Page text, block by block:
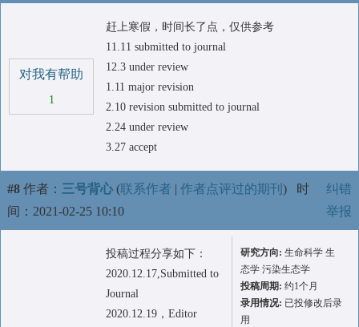
对我有帮助
1
赶上寒假，时间长了点，仅供参考
11.11 submitted to journal
12.3 under review
1.11 major revision
2.10 revision submitted to journal
2.24 under review
3.27 accept
#8 作者： 三号背心 (联系作者 | 作者点评过的期刊 ) 时
间：2021-02-25 10:10
纠错
举报
投稿过程分享如下：
2020.12.17,Submitted to
Journal
2020.12.19，Editor
研究方向: 生命科学 生
态学 污染生态学
投稿周期: 约1个月
录用情况: 已投修改后录
用